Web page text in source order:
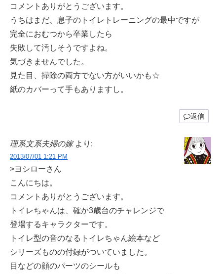
コメントありがとうございます。
うちはまだ、息子のトイレトレーニングの最中ですが
完全におむつから卒業したら
失敗して汚しそうですよね。
気づきませんでした。
見た目、掃除の両方でない方がいいかも☆
紙のカバーって手もありますし。
返信
理系文系夫婦の嫁 より:
2013/07/01 1:21 PM
>ヨシローさん
こんにちは。
コメントありがとうございます。
トイレちゃんは、確か3歳台のチャレンジで
登場するキャラクターです。
トイレ型の音のなるトイレちゃん絵本など
シリーズものの付録がついていました。
目などの顔のパーツのシールも